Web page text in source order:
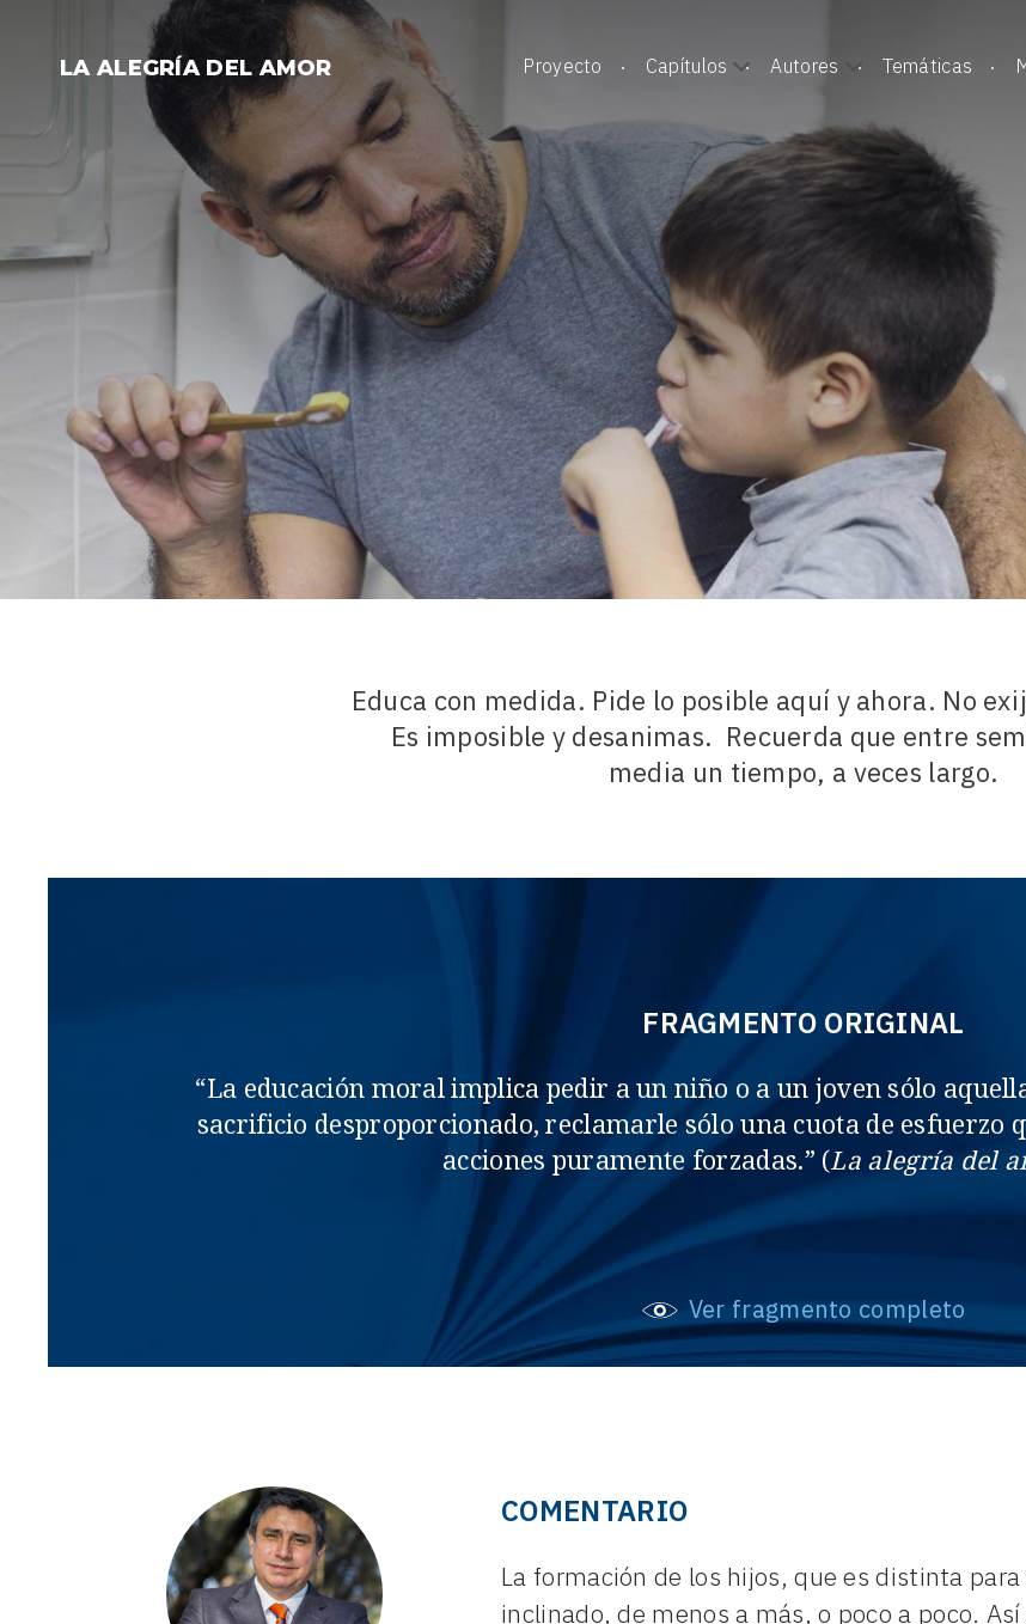
contenidoLA ALEGRÍA DEL AMOR Proyecto Capítulos Autores Temáticas
Educa con medida. Pide lo posible aquí y ahora. No
Es imposible y desanimas. Recuerda que entre
media un tiempo, a veces largo.
FRAGMENTO ORIGINAL
“La educación moral implica pedir a un niño o a un joven sólo
sacrificio desproporcionado, reclamarle sólo una cuota de esfuerzo
acciones puramente forzadas.” (La alegría del
Ver fragmento completo
COMENTARIO
La formación de los hijos, que es distinta
inclinado, de menos a más, o poco a poco.